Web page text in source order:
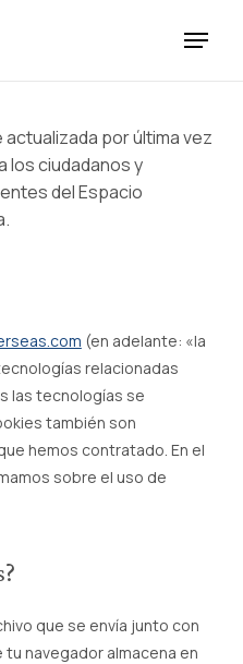
Menu
por última vez
los ciudadanos y
del Espacio
(en adelante: «la
relacionadas
las tecnologías se
también son
hemos contratado. En el
sobre el uso de
que se envía junto con
navegador almacena en